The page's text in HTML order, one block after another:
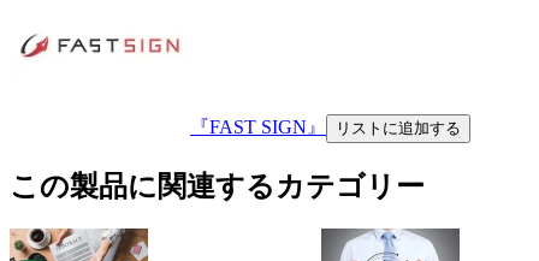
『FAST SIGN』 リストに追加する
この製品に関連するカテゴリー